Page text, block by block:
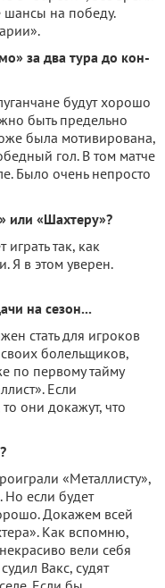
шансы на по­беду.
за два тура до кон­
будут хорошо
быть предельно
бы­ла мотивирована,
гол. В том матче
Было очень непро­сто
или «Шахтеру»?
так, как
Я в этом уверен.
на сезон...
стать для игро­ков
болель­щиков,
по первому тайму
Если
они докажут, что
«Метал­листу»,
если будет
Докажем всей
Как вспомню,
вели се­бя
Вакс, су­дят